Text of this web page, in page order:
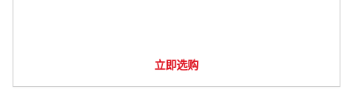
立即选购